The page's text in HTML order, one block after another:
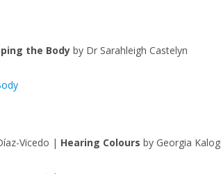
the Body by Dr Sarahleigh Castelyn
Vicedo | Hearing Colours by Georgia